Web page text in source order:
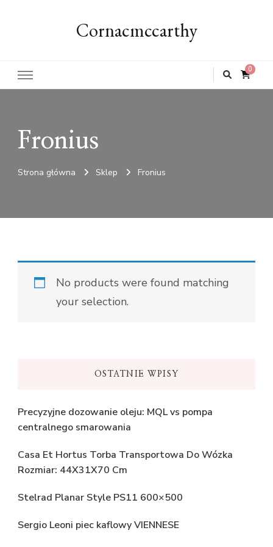
Cornacmccarthy
0
Fronius
Strona główna Sklep Fronius
No products were found matching
your selection.
OSTATNIE WPISY
Precyzyjne dozowanie oleju: MQL vs pompa
centralnego smarowania
Casa Et Hortus Torba Transportowa Do Wózka
Rozmiar: 44X31X70 Cm
Stelrad Planar Style PS11 600×500
Sergio Leoni piec kaflowy VIENNESE